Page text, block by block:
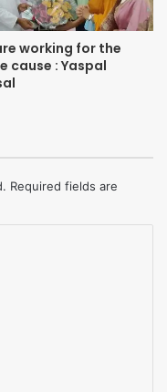
2019, असहायों के सेवक
2019, गौसेवी
2019 एडिटर इन चीफ
2019, संगीतकार
working for the
cause : Yaspal
Required fields are